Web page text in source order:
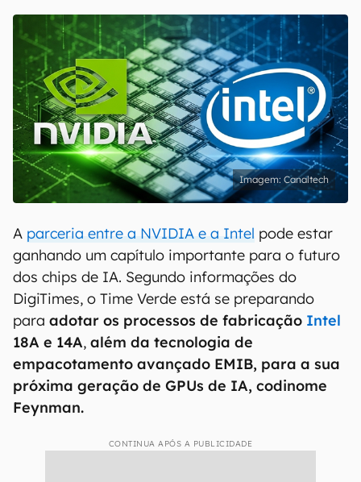
Canaltech
A parceria entre a NVIDIA e a Intel pode estar
ganhando um capítulo importante para o futuro
dos chips de IA. Segundo informações do
DigiTimes, o Time Verde está se preparando
para adotar os processos de fabricação Intel
18A e 14A, além da tecnologia de
empacotamento avançado EMIB, para a sua
próxima geração de GPUs de IA, codinome
Feynman.
CONTINUA APÓS A PUBLICIDADE